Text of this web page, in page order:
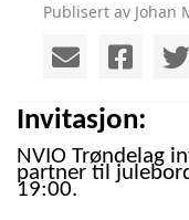
Publisert av Johan
Invitasjon:
NVIO Trøndelag
partner til
19:00.